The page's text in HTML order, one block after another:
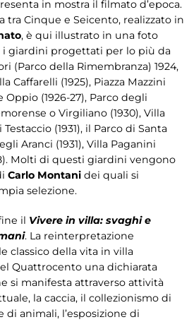
in mostra il filmato d’epoca.
tra Cinque e Seicento, realizzato in
, è qui illustrato in una foto
i giardini progettati per lo più da
(Parco della Rimembranza) 1924,
Caffarelli (1925), Piazza Mazzini
Oppio (1926-27), Parco degli
o Virgiliano (1930), Villa
Testaccio (1931), il Parco di Santa
Aranci (1931), Villa Paganini
Molti di questi giardini vengono
Carlo Montani dei quali si
selezione.
il Vivere in villa: svaghi e
. La reinterpretazione
classico della vita in villa
Quattrocento una dichiarata
si manifesta attraverso attività
la caccia, il collezionismo di
animali, l’esposizione di